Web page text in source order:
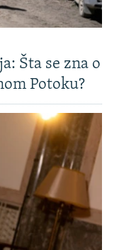
Šta se zna o
Potoku?